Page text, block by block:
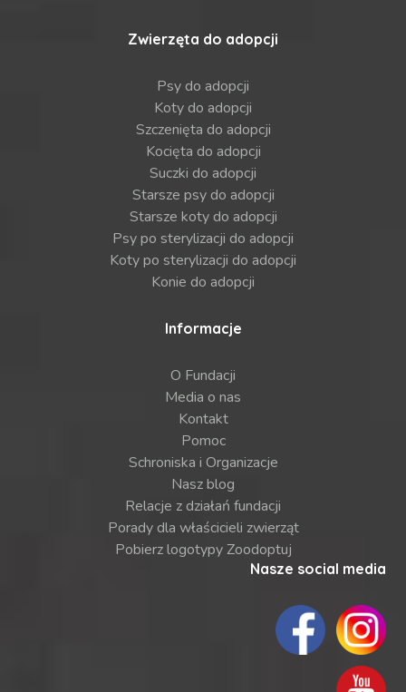
Zwierzęta do adopcji
Psy do adopcji
Koty do adopcji
Szczenięta do adopcji
Kocięta do adopcji
Suczki do adopcji
Starsze psy do adopcji
Starsze koty do adopcji
Psy po sterylizacji do adopcji
Koty po sterylizacji do adopcji
Konie do adopcji
Informacje
O Fundacji
Media o nas
Kontakt
Pomoc
Schroniska i Organizacje
Nasz blog
Relacje z działań fundacji
Porady dla właścicieli zwierząt
Pobierz logotypy Zoodoptuj
Nasze social media